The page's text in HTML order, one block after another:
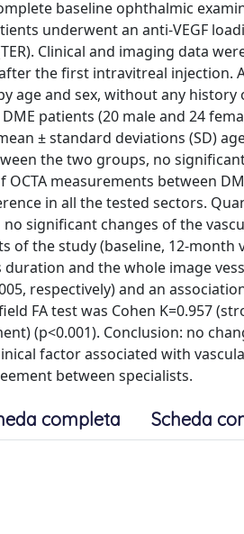
baseline ophthalmic
underwent an anti-VEGF
Clinical and imaging data
the first intravitreal injection.
age and sex, without any
patients (20 male and 24
± standard deviations (SD)
the two groups, no
measurements between
in all the tested sectors.
significant changes of the
of the study (baseline, 12-
and the whole image
respectively) and an
FA test was Cohen K=0.957
(p<0.001). Conclusion: no
factor associated with
between specialists.
completa Scheda